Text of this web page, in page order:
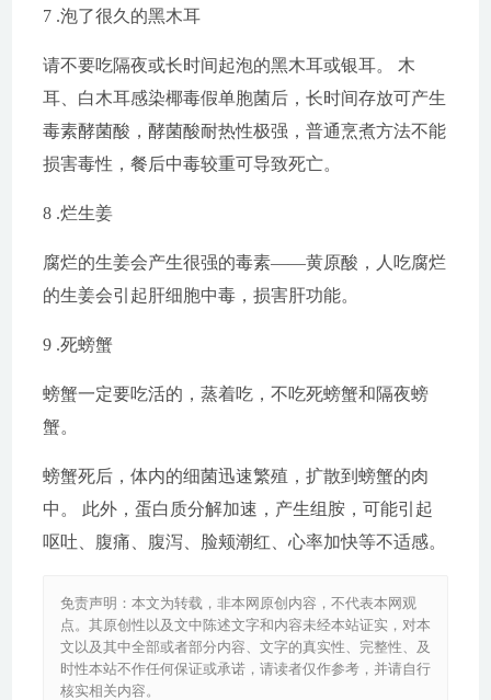
7 .泡了很久的黑木耳
请不要吃隔夜或长时间起泡的黑木耳或银耳。 木
耳、白木耳感染椰毒假单胞菌后，长时间存放可产生
毒素酵菌酸，酵菌酸耐热性极强，普通烹煮方法不能
损害毒性，餐后中毒较重可导致死亡。
8 .烂生姜
腐烂的生姜会产生很强的毒素——黄原酸，人吃腐烂
的生姜会引起肝细胞中毒，损害肝功能。
9 .死螃蟹
螃蟹一定要吃活的，蒸着吃，不吃死螃蟹和隔夜螃
蟹。
螃蟹死后，体内的细菌迅速繁殖，扩散到螃蟹的肉
中。 此外，蛋白质分解加速，产生组胺，可能引起
呕吐、腹痛、腹泻、脸颊潮红、心率加快等不适感。
免责声明：本文为转载，非本网原创内容，不代表本网观
点。其原创性以及文中陈述文字和内容未经本站证实，对本
文以及其中全部或者部分内容、文字的真实性、完整性、及
时性本站不作任何保证或承诺，请读者仅作参考，并请自行
核实相关内容。